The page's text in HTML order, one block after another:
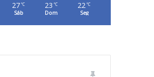
27℃
Sáb
23 ℃
Dom
22℃
Seg